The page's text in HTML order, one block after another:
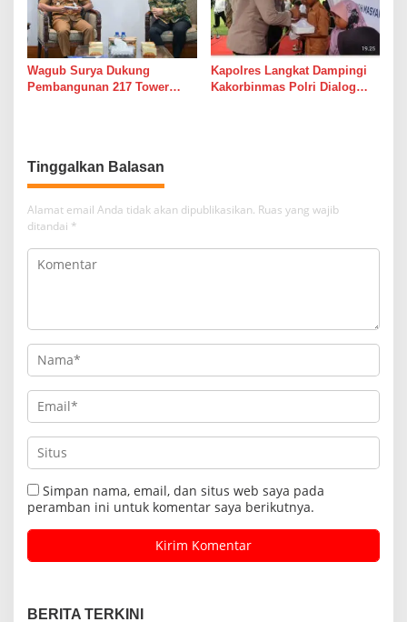
Wagub Surya Dukung
Pembangunan 217 Tower
Kapolres Langkat Dampingi
Kakorbinmas Polri Dialog
Tinggalkan Balasan
Alamat email Anda tidak akan dipublikasikan. Ruas yang wajib
ditandai *
Simpan nama, email, dan situs web saya pada
peramban ini untuk komentar saya berikutnya.
BERITA TERKINI